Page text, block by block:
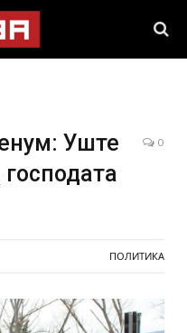
Уште
0
ПОЛИТИКА